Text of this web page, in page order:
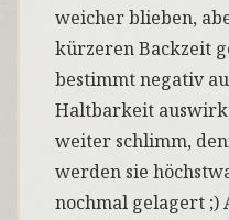
weicher blieben,
kürzeren Backzeit
bestimmt negativ
Haltbarkeit
weiter schlimm,
werden sie
nochmal gelagert ;)